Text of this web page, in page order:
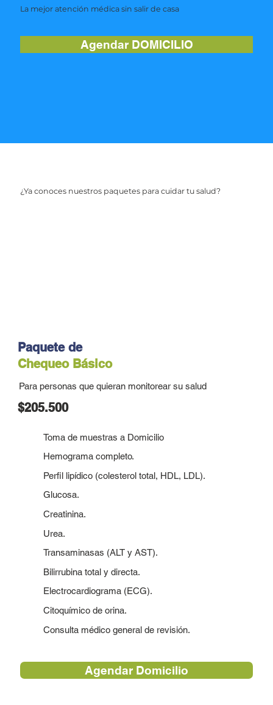
La mejor atención médica sin salir de casa
Agendar DOMICILIO
¿Ya conoces nuestros paquetes para cuidar tu salud?
Paquete de
Chequeo Básico
Para personas que quieran monitorear su salud
$205.500
Toma de muestras a Domicilio
Hemograma completo.
Perfil lipídico (colesterol total, HDL, LDL).
Glucosa.
Creatinina.
Urea.
Transaminasas (ALT y AST).
Bilirrubina total y directa.
Electrocardiograma (ECG).
Citoquímico de orina.
Consulta médico general de revisión.
Agendar Domicilio